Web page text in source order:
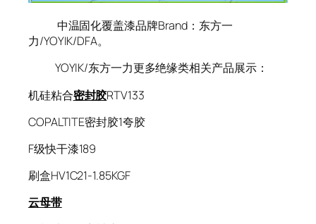
中温固化覆盖漆品牌Brand：东方一
力/YOYIK/DFA。
YOYIK/东方一力更多绝缘类相关产品展示：
机硅粘合密封胶RTV133
COPALTITE密封胶1夸胶
F级快干漆189
刷盒HV1C21-1.85KGF
云母带